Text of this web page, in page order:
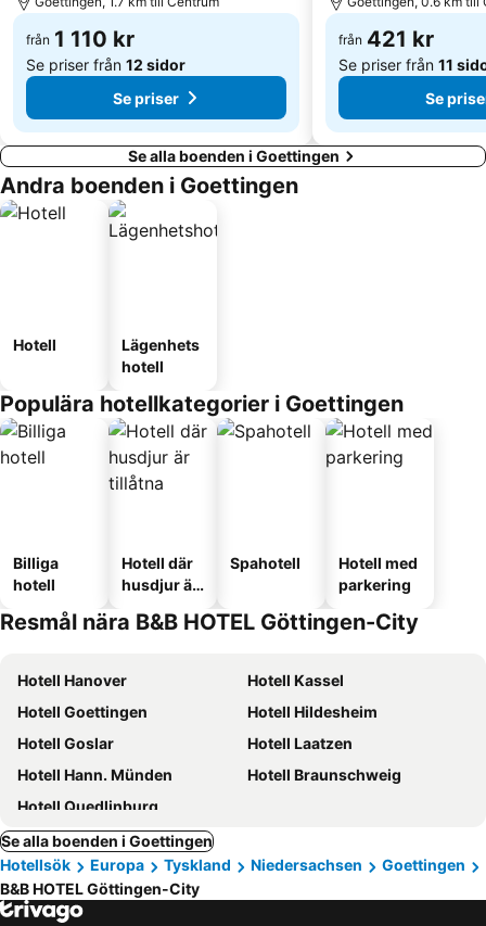
från 1 110 kr
Se priser från 12 sidor
Se priser
från 421 kr
Se priser från 11
Se
Se alla boenden i Goettingen
Andra boenden i Goettingen
Hotell
Lägenhets
hotell
Populära hotellkategorier i Goettingen
Billiga
hotell
Hotell där
husdjur är
Spahotell
Hotell med
parkering
Resmål nära B&B HOTEL Göttingen-City
Hotell Hanover
Hotell Kassel
Hotell Goettingen
Hotell Hildesheim
Hotell Goslar
Hotell Laatzen
Hotell Hann. Münden
Hotell Braunschweig
Hotell Quedlinburg
Se alla boenden i Goettingen
Hotellsök
Europa Tyskland Niedersachsen
Goettingen
B&B HOTEL Göttingen-City